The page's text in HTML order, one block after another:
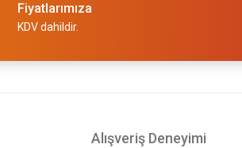
Fiyatlarımıza
KDV dahildir.
Alışveriş Deneyimi